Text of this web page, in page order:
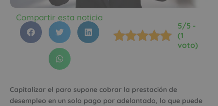
Compartir esta noticia
5/5 -
(1
voto)
Capitalizar el paro supone cobrar la prestación de
desempleo en un solo pago por adelantado, lo que puede